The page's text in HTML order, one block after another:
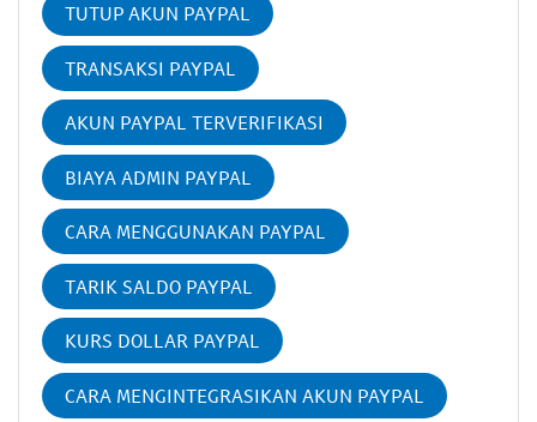
TUTUP AKUN PAYPAL
TRANSAKSI PAYPAL
AKUN PAYPAL TERVERIFIKASI
BIAYA ADMIN PAYPAL
CARA MENGGUNAKAN PAYPAL
TARIK SALDO PAYPAL
KURS DOLLAR PAYPAL
CARA MENGINTEGRASIKAN AKUN PAYPAL